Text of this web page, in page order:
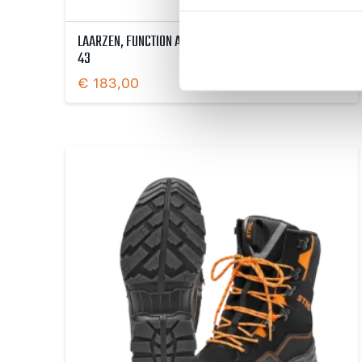
LAARZEN, FUNCTION ACTIVE VOOR KETTINGZAAG, MAAT
43
€ 183,00